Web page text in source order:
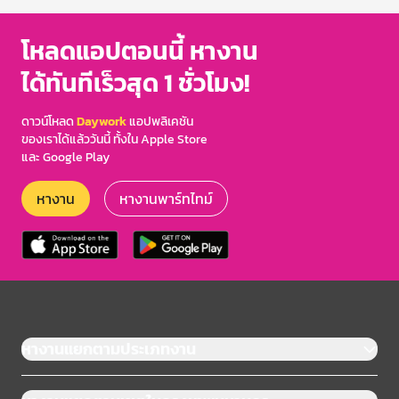
โหลดแอปตอนนี้ หางาน
ได้ทันทีเร็วสุด 1 ชั่วโมง!
ดาวน์โหลดDayworkแอปพลิเคชัน
ของเราได้แล้ววันนี้ ทั้งใน Apple Store
และ Google Play
หางาน หางานพาร์ทไทม์
หางานแยกตามประเภทงาน